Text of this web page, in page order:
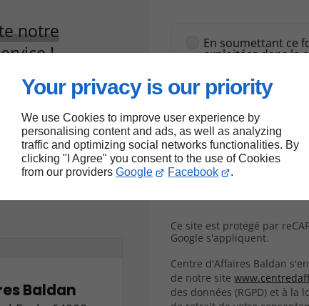
Your privacy is our priority
We use Cookies to improve user experience by
personalising content and ads, as well as analyzing
traffic and optimizing social networks functionalities. By
clicking "I Agree" you consent to the use of Cookies
from our providers Google Facebook .
notre
!
prix ou un
invitons à nous
ci-joint. Nous
plus brefs
Baldan
En soumettant ce
exploitées dans le
*Ces champs sont
Ce site est protégé par
Google s'appliquent.
Centre d'Affaires Baldan
de notre site
des données (RGPD) et à